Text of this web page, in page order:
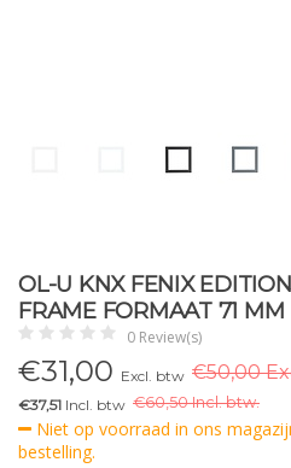
OL-U KNX FENIX
FRAME FORMAAT 71 MM
0 Review(s)
€31,00 Excl. btw €50,00
€37,51 Incl. btw €60,50 Incl. btw.
Niet op voorraad in ons
bestelling.